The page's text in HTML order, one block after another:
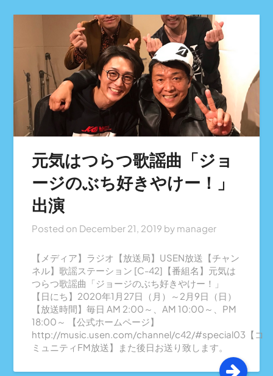
元気はつらつ歌謡曲「ジョ
ージのぶち好きやけー！」
出演
Posted on December 21, 2019 by manager
【メディア】ラジオ【放送局】USEN放送【チャン
ネル】歌謡ステーション [C-42]【番組名】元気は
つらつ歌謡曲「ジョージのぶち好きやけー！」
【日にち】2020年1月27日（月）～2月9日（日）
【放送時間】毎日 AM 2:00～、AM 10:00～、PM
18:00～ 【公式ホームページ】
http://music.usen.com/channel/c42/#special03【コ
ミュニティFM放送】また後日お送り致します。